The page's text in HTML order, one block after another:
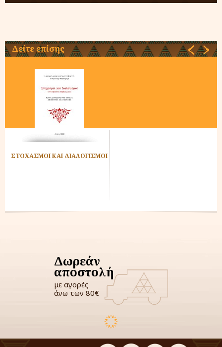
Δείτε επίσης
ΣΤΟΧΑΣΜΟΙ ΚΑΙ ΔΙΑΛΟΓΙΣΜΟΙ
‹ ›
Δωρεάν
αποστολή
με αγορές
άνω των 80€